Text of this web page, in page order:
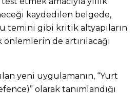
kaydedilen belgede,
temini gibi kritik altyapıların
de artırılacağı
yeni uygulamanın, “Yurt
olarak tanımlandığı